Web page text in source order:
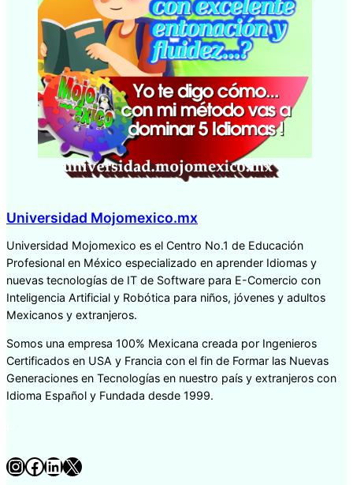
Universidad Mojomexico.mx
Universidad Mojomexico es el Centro No.1 de Educación
Profesional en México especializado en aprender Idiomas y
nuevas tecnologías de IT de Software para E-Comercio con
Inteligencia Artificial y Robótica para niños, jóvenes y adultos
Mexicanos y extranjeros.
Somos una empresa 100% Mexicana creada por Ingenieros
Certificados en USA y Francia con el fin de Formar las Nuevas
Generaciones en Tecnologías en nuestro país y extranjeros con
Idioma Español y Fundada desde 1999.
InstagramFacebook LinkedIn X